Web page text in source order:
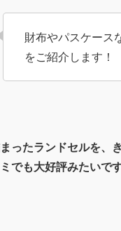
財布やパスケース
をご紹介します！
ったランドセルを、
でも大好評みたいです